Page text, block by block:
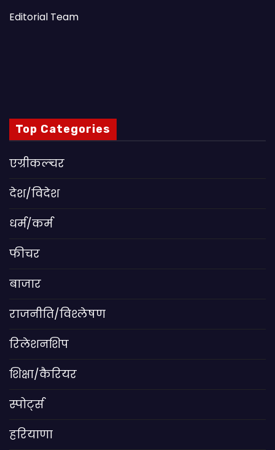
Editorial Team
Top Categories
एग्रीकल्चर
देश/विदेश
धर्म/कर्म
फीचर
बाजार
राजनीति/विश्लेषण
रिलेशनशिप
शिक्षा/कैरियर
स्पोर्ट्स
हरियाणा